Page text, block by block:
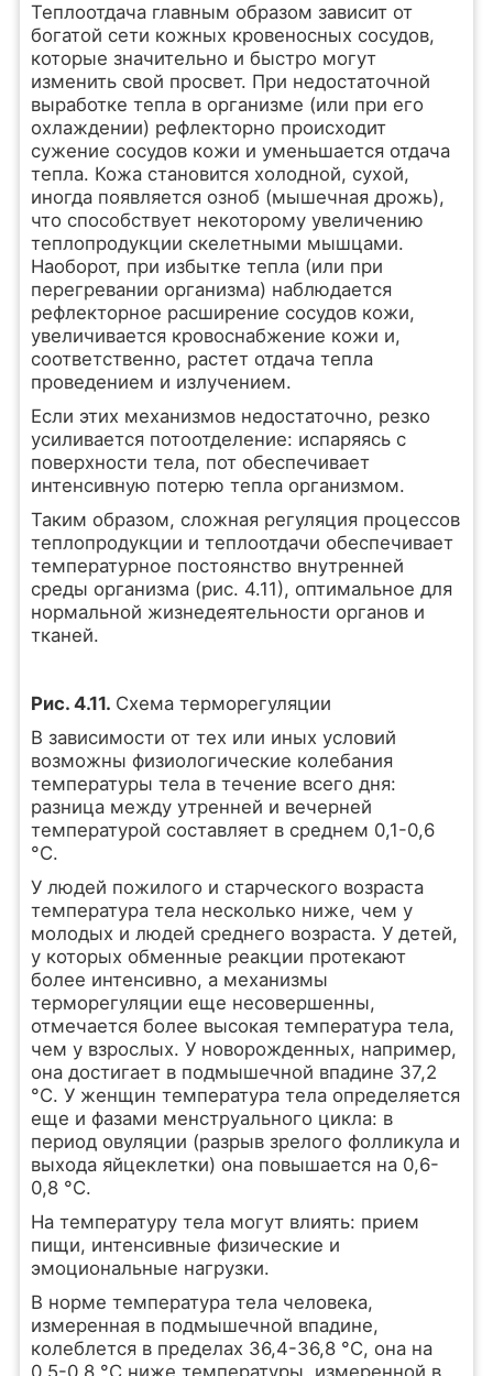
Теплоотдача главным образом зависит от
богатой сети кожных кровеносных сосудов,
которые значительно и быстро могут
изменить свой просвет. При недостаточной
выработке тепла в организме (или при его
охлаждении) рефлекторно происходит
сужение сосудов кожи и уменьшается отдача
тепла. Кожа становится холодной, сухой,
иногда появляется озноб (мышечная дрожь),
что способствует некоторому увеличению
теплопродукции скелетными мышцами.
Наоборот, при избытке тепла (или при
перегревании организма) наблюдается
рефлекторное расширение сосудов кожи,
увеличивается кровоснабжение кожи и,
соответственно, растет отдача тепла
проведением и излучением.
Если этих механизмов недостаточно, резко
усиливается потоотделение: испаряясь с
поверхности тела, пот обеспечивает
интенсивную потерю тепла организмом.
Таким образом, сложная регуляция процессов
теплопродукции и теплоотдачи обеспечивает
температурное постоянство внутренней
среды организма (рис. 4.11), оптимальное для
нормальной жизнедеятельности органов и
тканей.
Рис. 4.11. Схема терморегуляции
В зависимости от тех или иных условий
возможны физиологические колебания
температуры тела в течение всего дня:
разница между утренней и вечерней
температурой составляет в среднем 0,1-0,6
°С.
У людей пожилого и старческого возраста
температура тела несколько ниже, чем у
молодых и людей среднего возраста. У детей,
у которых обменные реакции протекают
более интенсивно, а механизмы
терморегуляции еще несовершенны,
отмечается более высокая температура тела,
чем у взрослых. У новорожденных, например,
она достигает в подмышечной впадине 37,2
°С. У женщин температура тела определяется
еще и фазами менструального цикла: в
период овуляции (разрыв зрелого фолликула и
выхода яйцеклетки) она повышается на 0,6-
0,8 °С.
На температуру тела могут влиять: прием
пищи, интенсивные физические и
эмоциональные нагрузки.
В норме температура тела человека,
измеренная в подмышечной впадине,
колеблется в пределах 36,4-36,8 °С, она на
0,5-0,8 °С ниже температуры, измеренной в